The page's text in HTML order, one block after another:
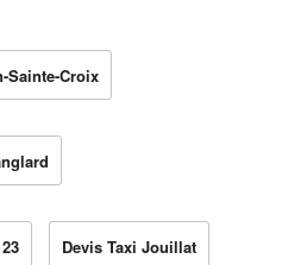
Sainte-Croix
Devis Taxi Jouillat